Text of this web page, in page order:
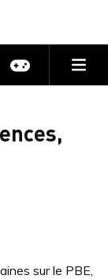
Actu jeux
sur le PBE,